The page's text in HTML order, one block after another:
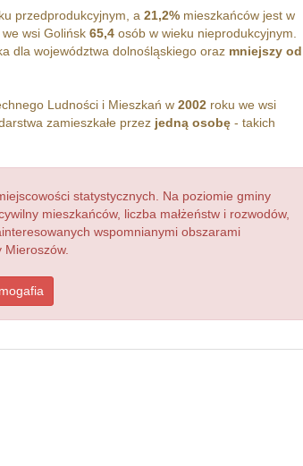
przedprodukcyjnym, a 21,2%mieszkańców jest w
wsi Golińsk 65,4osób w wieku nieprodukcyjnym.
dla województwa dolnośląskiego oraz mniejszy od
Ludności i Mieszkań w 2002roku we wsi
zamieszkałe przez jedną osobę- takich
statystycznych. Na poziomie gminy
mieszkańców, liczba małżeństw i rozwodów,
wspomnianymi obszarami